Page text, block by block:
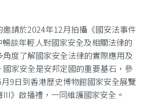
請於2024年12月拍攝《國安法事件
談年輕人對國家安全及相關法律的
度了解國家安全法律的實際應用及
家安全是安邦定國的重要基石，參
9日到香港歷史博物館國家安全展覽
》啟播禮，一同維護國家安全。